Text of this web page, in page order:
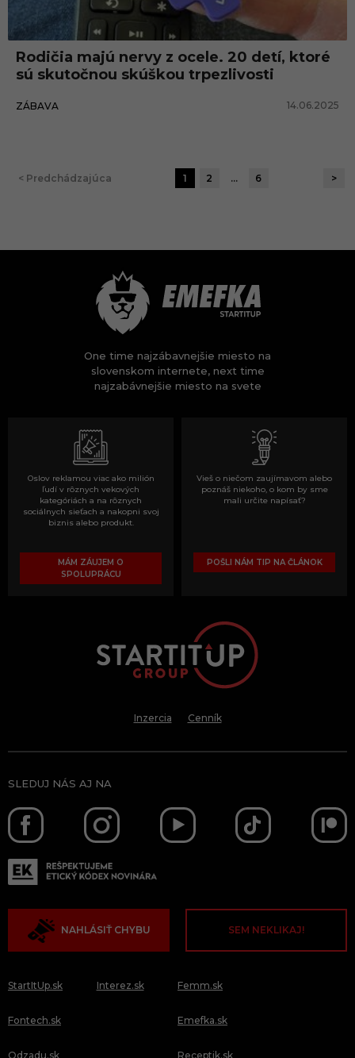
Rodičia majú nervy z ocele. 20 detí, ktoré
sú skutočnou skúškou trpezlivosti
ZÁBAVA 14.06.2025
< Predchádzajúca 1 2 … 6 >
One time najzábavnejšie miesto na
slovenskom internete, next time
najzabávnejšie miesto na svete
Oslov reklamou viac ako milión
ľudí v rôznych vekových
kategóriách a na rôznych
sociálnych sieťach a nakopni svoj
biznis alebo produkt.
MÁM ZÁUJEM O
SPOLUPRÁCU
Vieš o niečom zaujímavom alebo
poznáš niekoho, o kom by sme
mali určite napísať?
POŠLI NÁM TIP NA ČLÁNOK
Inzercia Cenník
SLEDUJ NÁS AJ NA
NAHLÁSIŤ CHYBU SEM NEKLIKAJ!
StartItUp.sk
Fontech.sk
Odzadu.sk
Interez.sk Femm.sk
Emefka.sk
Receptik.sk